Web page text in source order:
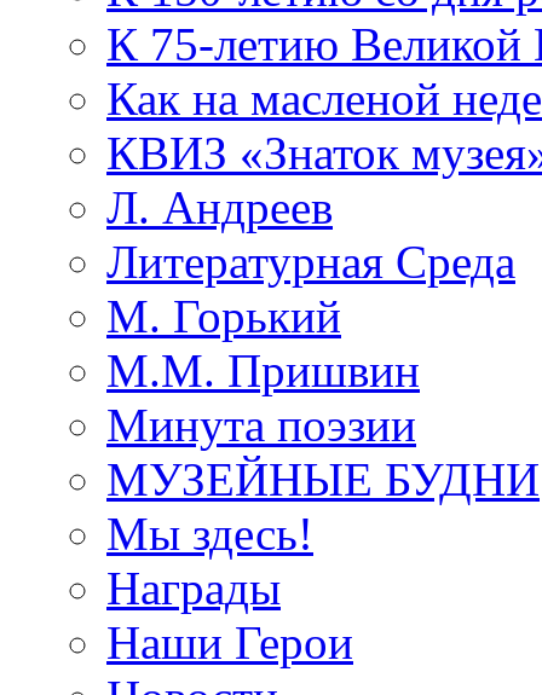
К 75-летию Великой
Как на масленой
КВИЗ «Знаток
Л. Андреев
Литературная Среда
М. Горький
М.М. Пришвин
Минута поэзии
МУЗЕЙНЫЕ БУДНИ
Мы здесь!
Награды
Наши Герои